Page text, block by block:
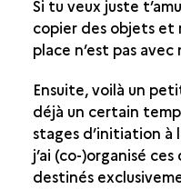
Si tu veux juste
copier des objets et
place n’est pas
Ensuite, voilà un
déjà un certain
stages d’initiation
j’ai (co-)organisé
destinés